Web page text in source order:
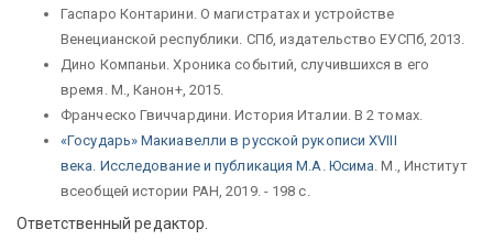
Гаспаро Контарини. О магистратах и устройстве
Венецианской республики. СПб, издательство ЕУСПб, 2013.
Дино Компаньи. Хроника событий, случившихся в его
время. М., Канон+, 2015.
Франческо Гвиччардини. История Италии. В 2 томах.
«Государь» Макиавелли в русской рукописи XVIII
века. Исследование и публикация М.А. Юсима . М., Институт
всеобщей истории РАН, 2019. - 198 c.
Ответственный редактор.